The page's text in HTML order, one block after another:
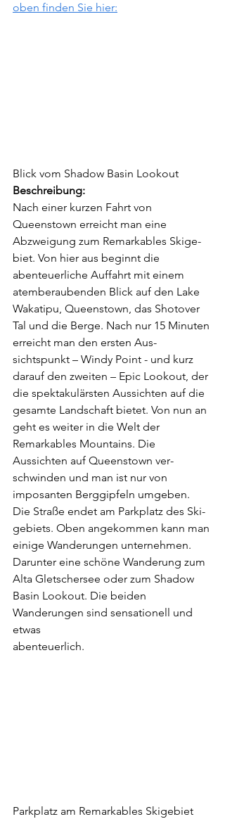
oben finden Sie hier:
Blick vom Shadow Basin Lookout
Beschreibung:
Nach einer kurzen Fahrt von
Queenstown erreicht man eine
Abzweigung zum Remarkables Skige­
biet. Von hier aus beginnt die
abenteuerliche Auffahrt mit einem
atemberaubenden Blick auf den Lake
Wakatipu, Queenstown, das Shotover
Tal und die Berge. Nach nur 15 Minuten
erreicht man den ersten Aus­
sichtspunkt – Windy Point - und kurz
darauf den zweiten – Epic Lookout, der
die spekta­kulärsten Aussichten auf die
gesamte Landschaft bietet. Von nun an
geht es weiter in die Welt der
Remarkables Mountains. Die
Aussichten auf Queen­stown ver­
schwinden und man ist nur von
imposanten Berg­gipfeln umgeben.
Die Straße endet am Parkplatz des Ski­
gebiets. Oben ange­kommen kann man
einige Wanderun­gen unter­nehmen.
Darunter eine schöne Wanderung zum
Alta Gletschersee oder zum Shadow
Basin Look­out. Die beiden
Wanderungen sind sensatio­nell und
etwas
abenteuerlich.
Parkplatz am Remarkables Skigebiet